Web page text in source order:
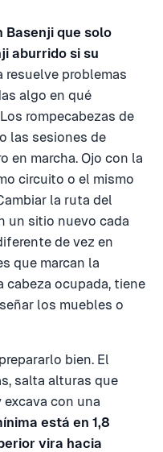
Basenji que solo
aburrido si su
resuelve problemas
algo en qué
rompecabezas de
las sesiones de
en marcha. Ojo con la
circuito o el mismo
la ruta del
un sitio nuevo cada
de vez en
que marcan la
cabeza ocupada, tiene
los muebles o
bien. El
salta alturas que
con una
está en 1,8
vira hacia